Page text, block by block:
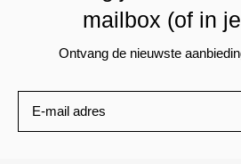
mailbox (of in
Ontvang de nieuwste